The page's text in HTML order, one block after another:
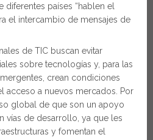
diferentes países “hablen el
el intercambio de mensajes de
de TIC buscan evitar
sobre tecnologías y, para las
crean condiciones
acceso a nuevos mercados. Por
global de que son un apoyo
vías de desarrollo, ya que les
y fomentan el